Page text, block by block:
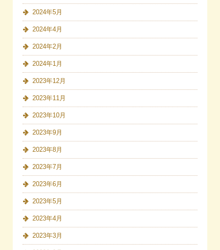
2024年5月
2024年4月
2024年2月
2024年1月
2023年12月
2023年11月
2023年10月
2023年9月
2023年8月
2023年7月
2023年6月
2023年5月
2023年4月
2023年3月